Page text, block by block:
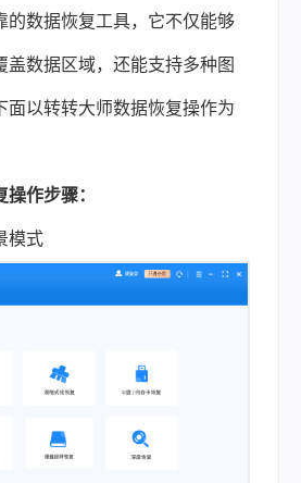
的数据恢复工具，它不仅能够
盖数据区域，还能支持多种图
面以转转大师数据恢复操作为
作步骤：
模式